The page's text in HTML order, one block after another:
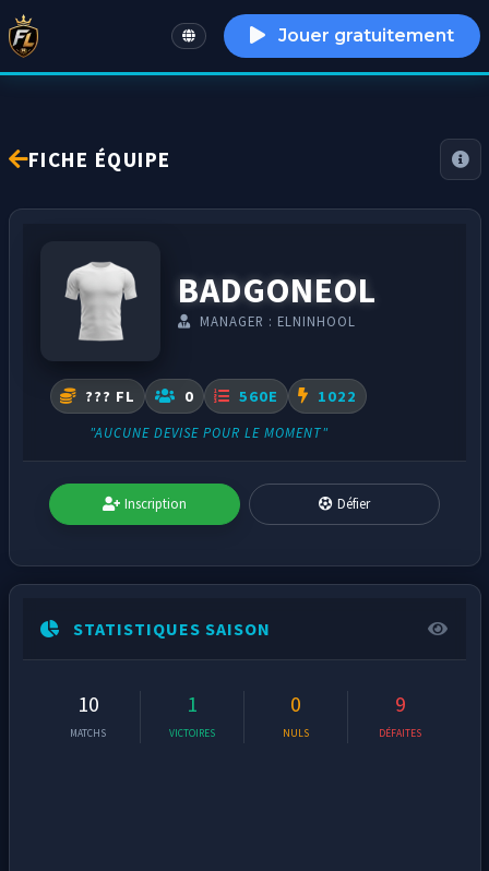
English Jouer gratuitement
FICHE ÉQUIPE
BADGONEOL
MANAGER : ELNINHOOL
??? FL 0 560E 1022
"AUCUNE DEVISE POUR LE MOMENT"
Inscription Défier
STATISTIQUES SAISON
10
MATCHS
1
VICTOIRES
0
NULS
9
DÉFAITES